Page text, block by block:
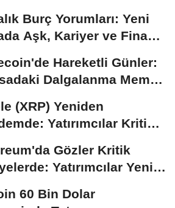
Burç Yorumları: Yeni
Aşk, Kariyer ve Finans
Hareketli Günler:
Dalgalanma Meme
(XRP) Yeniden
Yatırımcılar Kritik
Gözler Kritik
Yatırımcılar Yeni
60 Bin Dolar